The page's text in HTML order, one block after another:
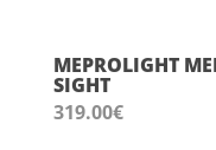
MEPROLIGHT
SIGHT
319.00€